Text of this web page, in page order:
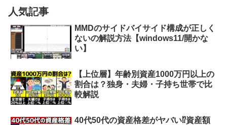
人気記事
MMDのサイドバイサイド構成が正しく
ないの解説方法【windows11/開かな
い】
【上位層】年齢別資産1000万円以上の
割合は？独身・夫婦・子持ち世帯で比
較解説
40代50代の資産格差がヤバい⁉︎資産額